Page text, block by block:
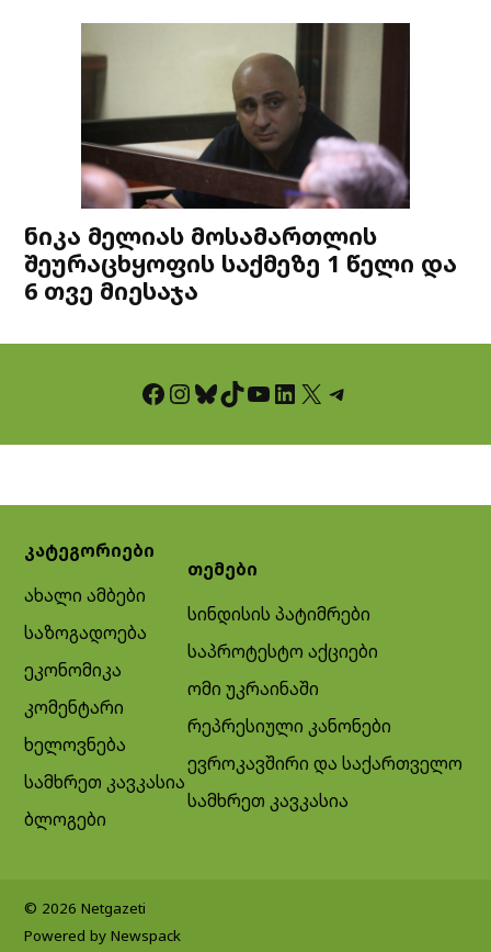
ნიკა მელიას მოსამართლის
შეურაცხყოფის საქმეზე 1 წელი და
6 თვე მიესაჯა
Facebook InstagramBluesky TikTok YouTube LinkedIn X Telegram
კატეგორიები
ახალი ამბები
საზოგადოება
ეკონომიკა
კომენტარი
ხელოვნება
სამხრეთ კავკასია
ბლოგები
თემები
სინდისის პატიმრები
საპროტესტო აქციები
ომი უკრაინაში
რეპრესიული კანონები
ევროკავშირი და საქართველო
სამხრეთ კავკასია
© 2026 Netgazeti
Powered by Newspack